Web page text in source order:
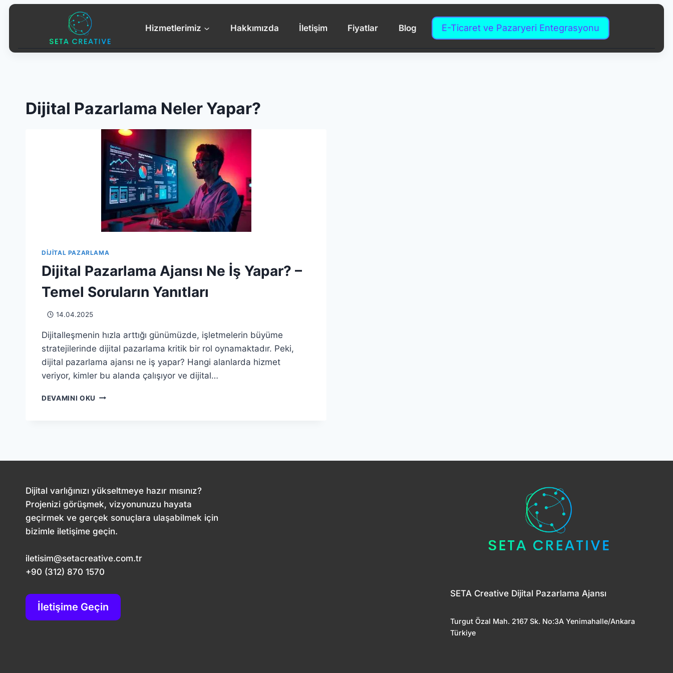
Skip
Hizmetlerimiz Hakkımızda İletişim Fiyatlar Blog E-Ticaret ve Pazaryeri Entegrasyonu
Dijital Pazarlama Neler Yapar?
DIJITAL PAZARLAMA
Dijital Pazarlama Ajansı Ne İş Yapar? –
Temel Soruların Yanıtları
14.04.2025
Dijitalleşmenin hızla arttığı günümüzde, işletmelerin büyüme
stratejilerinde dijital pazarlama kritik bir rol oynamaktadır. Peki,
dijital pazarlama ajansı ne iş yapar? Hangi alanlarda hizmet
veriyor, kimler bu alanda çalışıyor ve dijital…
DEVAMINI OKU DIJITAL
YANITLARI
Dijital varlığınızı yükseltmeye hazır mısınız?
Projenizi görüşmek, vizyonunuzu hayata
geçirmek ve gerçek sonuçlara ulaşabilmek için
bizimle iletişime geçin.
iletisim@setacreative.com.tr
+90 (312) 870 1570
İletişime Geçin
SETA Creative Dijital Pazarlama Ajansı
Turgut Özal Mah. 2167 Sk. No:3A Yenimahalle/Ankara
Türkiye